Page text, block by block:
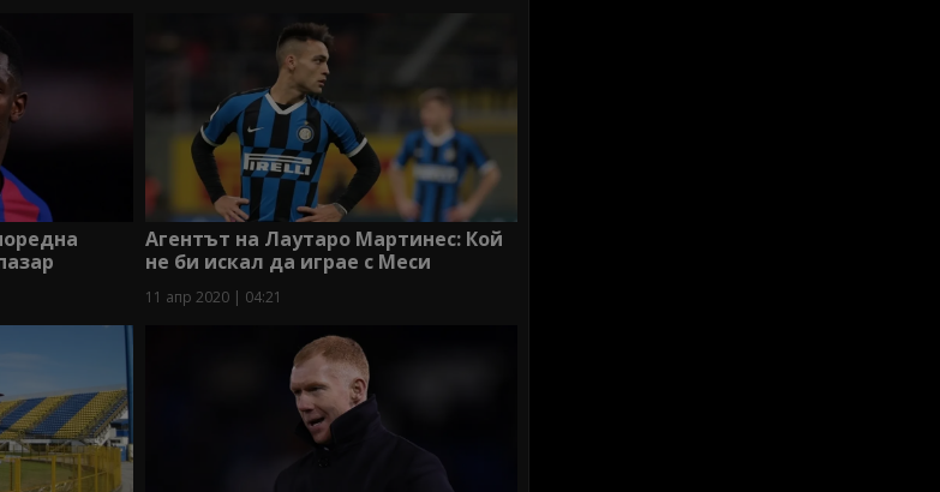
Агентът на Лаутаро Мартинес: Кой
не би искал да играе с Меси
11 апр 2020 | 04:21